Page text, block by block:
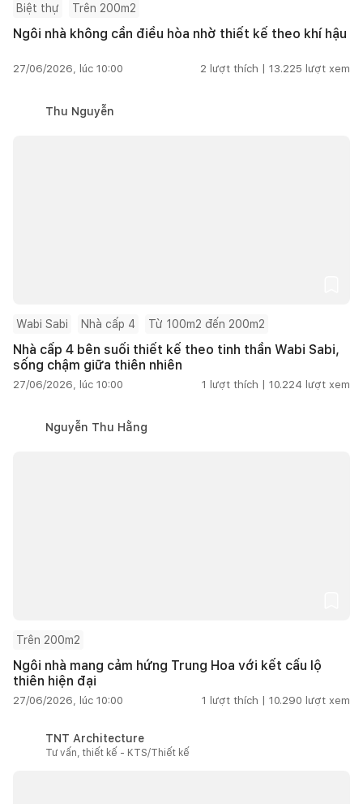
Biệt thự Trên 200m2
Ngôi nhà không cần điều hòa nhờ thiết kế theo khí hậu
27/06/2026, lúc 10:00 2 lượt thích | 13.225 lượt xem
Thu Nguyễn
Wabi Sabi Nhà cấp 4 Từ 100m2 đến 200m2
Nhà cấp 4 bên suối thiết kế theo tinh thần Wabi Sabi,
sống chậm giữa thiên nhiên
27/06/2026, lúc 10:00 1 lượt thích | 10.224 lượt xem
Nguyễn Thu Hằng
Trên 200m2
Ngôi nhà mang cảm hứng Trung Hoa với kết cấu lộ
thiên hiện đại
27/06/2026, lúc 10:00 1 lượt thích | 10.290 lượt xem
TNT Architecture
Tư vấn, thiết kế - KTS/Thiết kế